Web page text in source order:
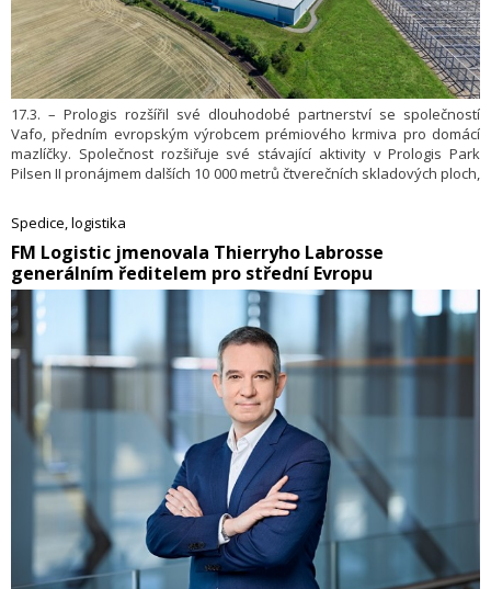
17.3. – Prologis rozšířil své dlouhodobé partnerství se společností
Vafo, předním evropským výrobcem prémiového krmiva pro domácí
mazlíčky. Společnost rozšiřuje své stávající aktivity v Prologis Park
Pilsen II pronájmem dalších 10 000 metrů čtverečních skladových ploch,
čtverečních. Vafo využívá tento prostor především ke skladování
svých superprémiových krmiv pro domácí mazlíčky určených pro
Českou republiku a další trhy v rámci Evropy.
Spedice, logistika
​FM Logistic jmenovala Thierryho Labrosse
generálním ředitelem pro střední Evropu